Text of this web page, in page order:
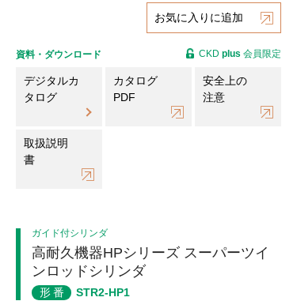
お気に入りに追加
資料・ダウンロード
デジタルカ
タログ
カタログ
PDF
安全上の
注意
取扱説明
書
CKD plus 会員限定
ガイド付シリンダ
高耐久機器HPシリーズ スーパーツイ
ンロッドシリンダ
形番 STR2-HP1